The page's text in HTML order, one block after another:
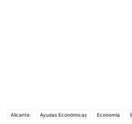
Alicante Ayudas Económicas Economía